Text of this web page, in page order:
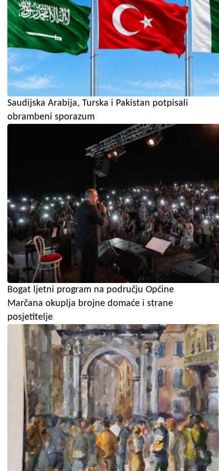
Saudijska Arabija, Turska i Pakistan potpisali
obrambeni sporazum
Bogat ljetni program na području Općine
Marčana okuplja brojne domaće i strane
posjetitelje